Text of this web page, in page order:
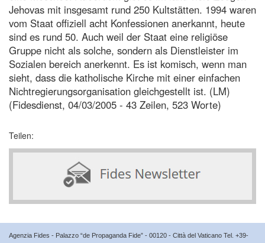
Jehovas mit insgesamt rund 250 Kultstätten. 1994 waren
vom Staat offiziell acht Konfessionen anerkannt, heute
sind es rund 50. Auch weil der Staat eine religiöse
Gruppe nicht als solche, sondern als Dienstleister im
Sozialen bereich anerkennt. Es ist komisch, wenn man
sieht, dass die katholische Kirche mit einer einfachen
Nichtregierungsorganisation gleichgestellt ist. (LM)
(Fidesdienst, 04/03/2005 - 43 Zeilen, 523 Worte)
Teilen:
Agenzia Fides - Palazzo “de Propaganda Fide” - 00120 - Città del Vaticano Tel. +39-